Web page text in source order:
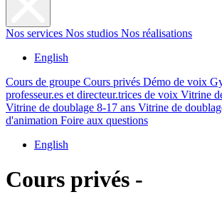
Nos services Nos studios Nos réalisations
English
Cours de groupe Cours privés Démo de voix
professeur.es et directeur.trices de voix Vitrine
Vitrine de doublage 8-17 ans Vitrine de
d'animation Foire aux questions
English
Cours privés -